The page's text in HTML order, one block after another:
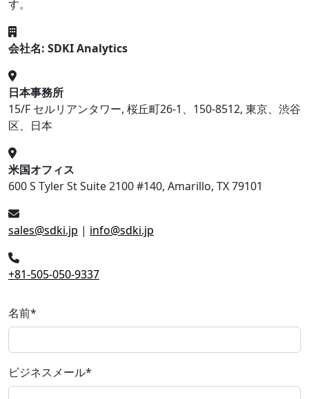
す。
会社名: SDKI Analytics
日本事務所
15/F セルリアンタワー, 桜丘町26-1、150-8512, 東京、渋谷
区、日本
米国オフィス
600 S Tyler St Suite 2100 #140, Amarillo, TX 79101
sales@sdki.jp | info@sdki.jp
+81-505-050-9337
名前*
ビジネスメール*